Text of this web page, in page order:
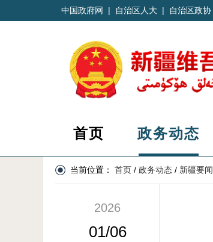
中国政府网 | 自治区人大 | 自治区政协
首页 政务动态
当前位置： 首页 / 政务动态 / 新疆要闻
2026
01/06